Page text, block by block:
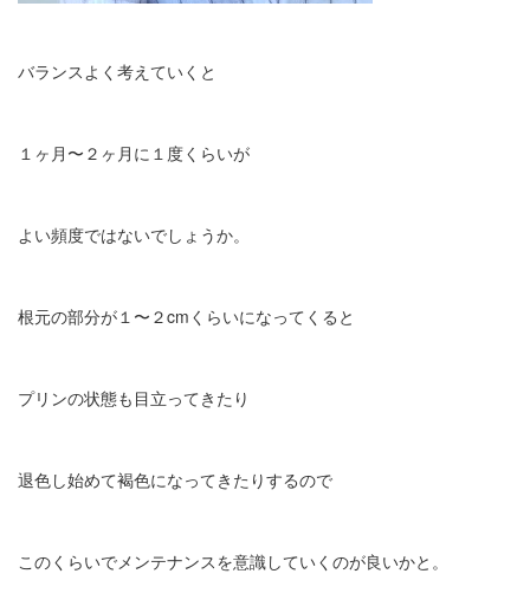
バランスよく考えていくと
１ヶ月〜２ヶ月に１度くらいが
よい頻度ではないでしょうか。
根元の部分が１〜２cmくらいになってくると
プリンの状態も目立ってきたり
退色し始めて褐色になってきたりするので
このくらいでメンテナンスを意識していくのが良いかと。